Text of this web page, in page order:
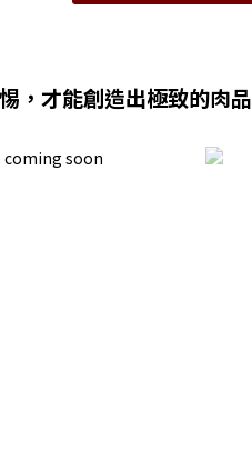
，才能創造出極致的肉品